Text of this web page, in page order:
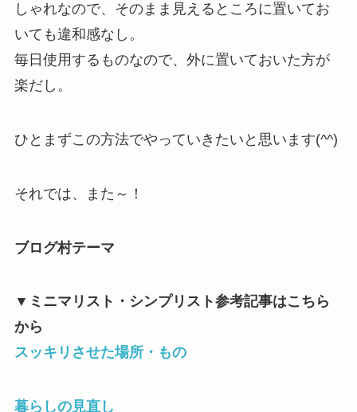
しゃれなので、そのまま見えるところに置いてお
いても違和感なし。
毎日使用するものなので、外に置いておいた方が
楽だし。
ひとまずこの方法でやっていきたいと思います(^^)
それでは、また～！
ブログ村テーマ
▼ ミニマリスト・シンプリスト参考記事はこちら
から
スッキリさせた場所・もの
暮らしの見直し